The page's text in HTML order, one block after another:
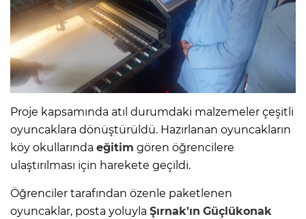
Proje kapsamında atıl durumdaki malzemeler çeşitli
oyuncaklara dönüştürüldü. Hazırlanan oyuncakların
köy okullarında eğitim gören öğrencilere
ulaştırılması için harekete geçildi.
Öğrenciler tarafından özenle paketlenen
oyuncaklar, posta yoluyla Şırnak'ın Güçlükonak